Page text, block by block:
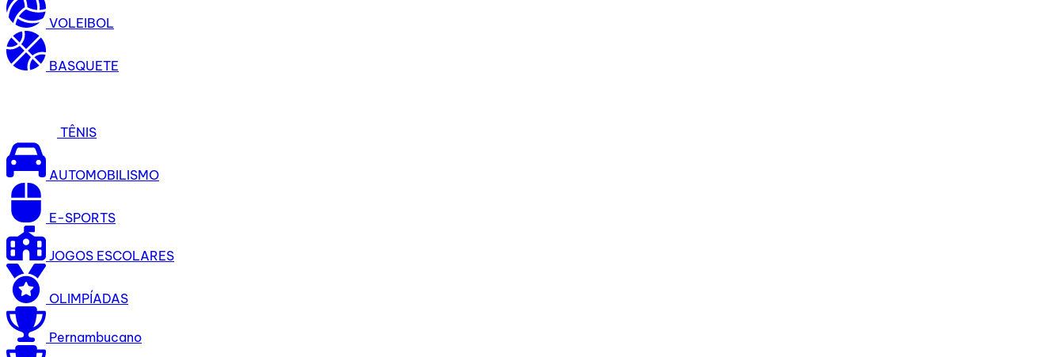
VOLEIBOL
BASQUETE
TÊNIS
AUTOMOBILISMO
E-SPORTS
JOGOS ESCOLARES
OLIMPÍADAS
Pernambucano